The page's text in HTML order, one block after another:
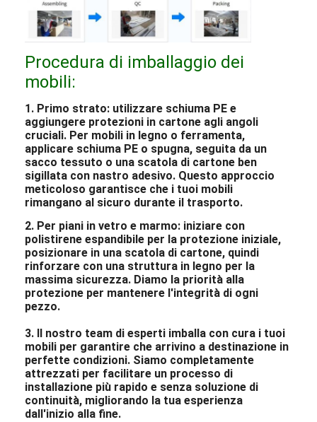
Procedura di imballaggio dei
mobili:
1. Primo strato: utilizzare schiuma PE e
aggiungere protezioni in cartone agli angoli
cruciali. Per mobili in legno o ferramenta,
applicare schiuma PE o spugna, seguita da un
sacco tessuto o una scatola di cartone ben
sigillata con nastro adesivo. Questo approccio
meticoloso garantisce che i tuoi mobili
rimangano al sicuro durante il trasporto.
2. Per piani in vetro e marmo: iniziare con
polistirene espandibile per la protezione iniziale,
posizionare in una scatola di cartone, quindi
rinforzare con una struttura in legno per la
massima sicurezza. Diamo la priorità alla
protezione per mantenere l'integrità di ogni
pezzo.
3. Il nostro team di esperti imballa con cura i tuoi
mobili per garantire che arrivino a destinazione in
perfette condizioni. Siamo completamente
attrezzati per facilitare un processo di
installazione più rapido e senza soluzione di
continuità, migliorando la tua esperienza
dall'inizio alla fine.